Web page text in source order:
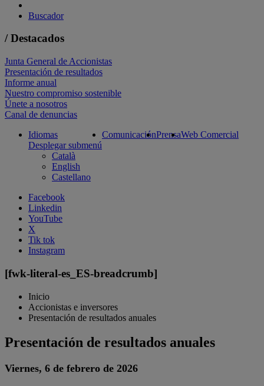
Buscador
/ Destacados
Junta General de Accionistas
Presentación de resultados
Informe anual
Nuestro compromiso sostenible
Únete a nosotros
Canal de denuncias
Idiomas
Desplegar submenú
Català
English
Castellano
ComunicaciónPrensaWeb Comercial
Facebook
Linkedin
YouTube
X
Tik tok
Instagram
[fwk-literal-es_ES-breadcrumb]
Inicio
Accionistas e inversores
Presentación de resultados anuales
Presentación de resultados anuales
Viernes, 6 de febrero de 2026